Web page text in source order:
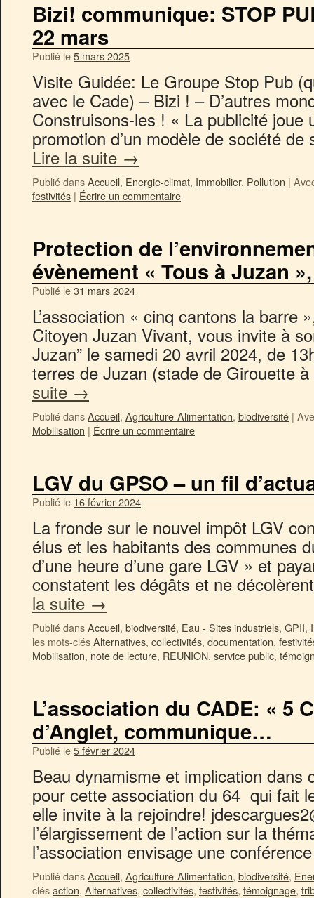
Bizi! communique: STOP
22 mars
Publié le5 mars 2025
Visite Guidée: Le Groupe Stop Pub
avec le Cade) – Bizi ! – D’autres
Construisons-les ! « La publicité joue
promotion d’un modèle de société
Lire la suite →
Publié dansAccueil, Energie-climat, Immobilier, Pollution |
festivités | Écrire un commentaire
Protection de
évènement « Tous à Juzan
Publié le31 mars 2024
L’association « cinq cantons la barre
Citoyen Juzan Vivant, vous invite à
Juzan” le samedi 20 avril 2024, de
terres de Juzan (stade de Girouette
suite →
Publié dansAccueil, Agriculture-Alimentation, biodiversité |
Mobilisation | Écrire un commentaire
LGV du GPSO – un fil
Publié le 16 février 2024
La fronde sur le nouvel impôt LGV
élus et les habitants des communes
d’une heure d’une gare LGV » et
constatent les dégâts et ne
la suite →
Publié dansAccueil, biodiversité, Eau - Sites industriels, GPII,
les mots-clésAlternatives, collectivités, documentation,
Mobilisation, note de lecture, REUNION, service public,
L’association du CADE: « 5
d’Anglet, communique…
Publié le5 février 2024
Beau dynamisme et implication dans
pour cette association du 64 qui fait
elle invite à la rejoindre!
l’élargissement de l’action sur la
l’association envisage une
Publié dansAccueil, Agriculture-Alimentation, biodiversité,
clésaction, Alternatives, collectivités, festivités, témoignage,